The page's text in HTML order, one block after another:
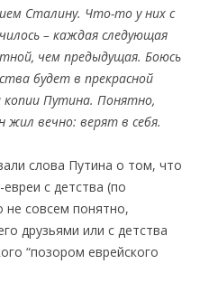
Сталину. Что-то у них с
– каждая следующая
чем предыдущая. Боюсь
будет в прекрасной
копии Путина. Понятно,
вечно: верят в себя.
слова Путина о том, что
с детства (по
не совсем понятно,
друзьями или с детства
“позором еврейского